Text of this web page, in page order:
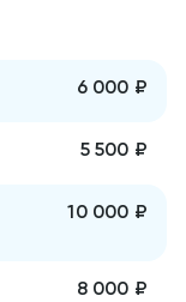
6 000 ₽
5 500 ₽
10 000 ₽
8 000 ₽